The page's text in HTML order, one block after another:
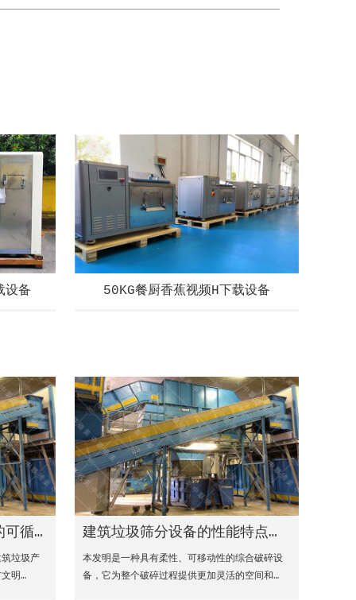
设备 50KG餐厨香蕉视频H下载设备
可循环经济模式
垃圾产
明…
建筑垃圾筛分设备的性能特点和优势
本发明是一种具有柔性、可移动性的综合破碎设
备，它为整个破碎过程提供更加灵活的空间和…